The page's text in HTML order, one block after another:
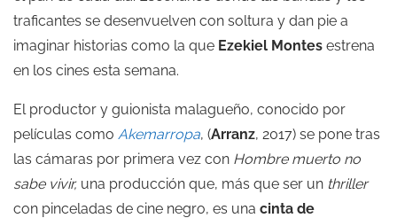
traficantes se desenvuelven con soltura y dan pie a
imaginar historias como la que Ezekiel Montes estrena
en los cines esta semana.
El productor y guionista malagueño, conocido por
películas como Akemarropa, (Arranz, 2017) se pone tras
las cámaras por primera vez con Hombre muerto no
sabe vivir, una producción que, más que ser un thriller
con pinceladas de cine negro, es una cinta de